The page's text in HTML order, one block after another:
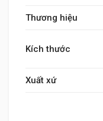
Thương hiệu
Kích thước
Xuất xứ